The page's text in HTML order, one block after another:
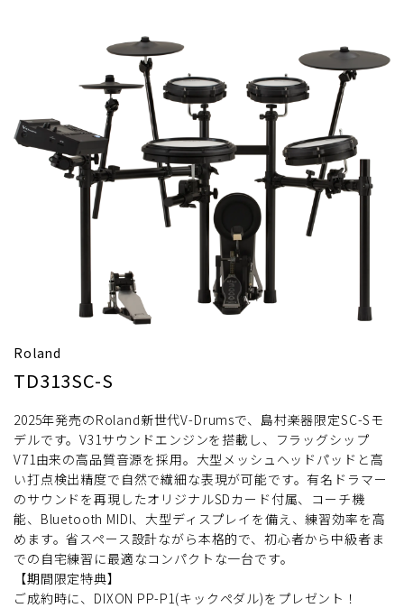
Roland
TD313SC-S
2025年発売のRoland新世代V-Drumsで、島村楽器限定SC-Sモ
デルです。V31サウンドエンジンを搭載し、フラッグシップ
V71由来の高品質音源を採用。大型メッシュヘッドパッドと高
い打点検出精度で自然で繊細な表現が可能です。有名ドラマー
のサウンドを再現したオリジナルSDカード付属、コーチ機
能、Bluetooth MIDI、大型ディスプレイを備え、練習効率を高
めます。省スペース設計ながら本格的で、初心者から中級者ま
での自宅練習に最適なコンパクトな一台です。
【期間限定特典】
ご成約時に、DIXON PP-P1(キックペダル)をプレゼント！